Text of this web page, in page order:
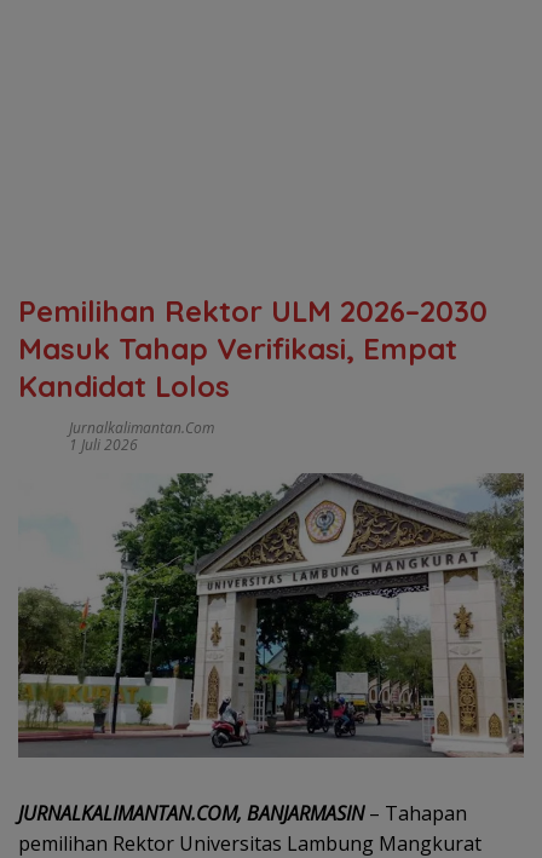
Pemilihan Rektor ULM 2026–2030
Masuk Tahap Verifikasi, Empat
Kandidat Lolos
Jurnalkalimantan.com
1 Juli 2026
JURNALKALIMANTAN.COM, BANJARMASIN– Tahapan
pemilihan Rektor Universitas Lambung Mangkurat